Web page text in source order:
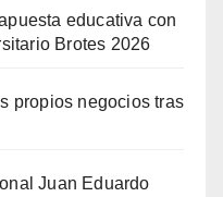
educativa con
Brotes 2026
propios negocios tras
Juan Eduardo